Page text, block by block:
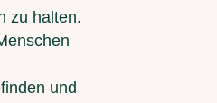
zu halten.
und